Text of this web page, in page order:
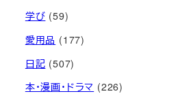
学び (59)
愛用品 (177)
日記 (507)
本・漫画・ドラマ (226)